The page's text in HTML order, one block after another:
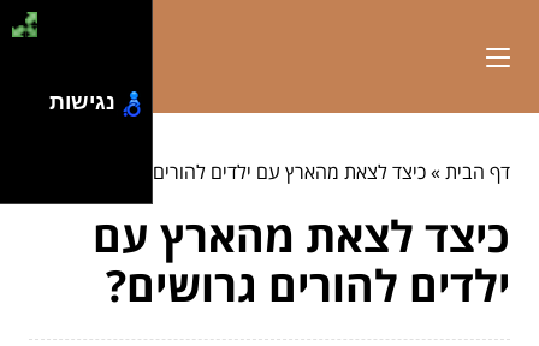
דף הבית»כיצד לצאת מהארץ עם ילדים להורים גרושים?
כיצד לצאת מהארץ עם
ילדים להורים גרושים?
נגישות